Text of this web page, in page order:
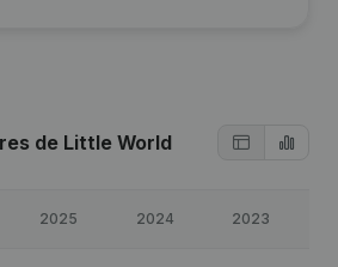
de Little World
2025 2024 2023